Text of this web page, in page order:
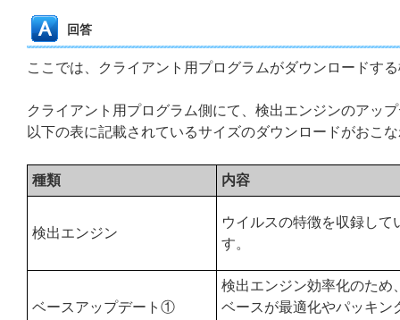
回答
ここでは、クライアント用プログラムがダウンロードす
クライアント用プログラム側にて、検出エンジンのアッ
以下の表に記載されているサイズのダウンロードがおこ
種類 内容
検出エンジン
ウイルスの特徴を収録して
す。
ベースアップデート①
検出エンジン効率化のため
ベースが最適化やパッキン